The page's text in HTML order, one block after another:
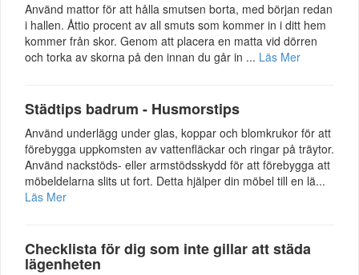
Använd mattor för att hålla smutsen borta, med början redan
i hallen. Åttio procent av all smuts som kommer in i ditt hem
kommer från skor. Genom att placera en matta vid dörren
och torka av skorna på den innan du går in ... Läs Mer
Städtips badrum - Husmorstips
Använd underlägg under glas, koppar och blomkrukor för att
förebygga uppkomsten av vattenfläckar och ringar på träytor.
Använd nackstöds- eller armstödsskydd för att förebygga att
möbeldelarna slits ut fort. Detta hjälper din möbel till en lä...
Läs Mer
Checklista för dig som inte gillar att städa
lägenheten